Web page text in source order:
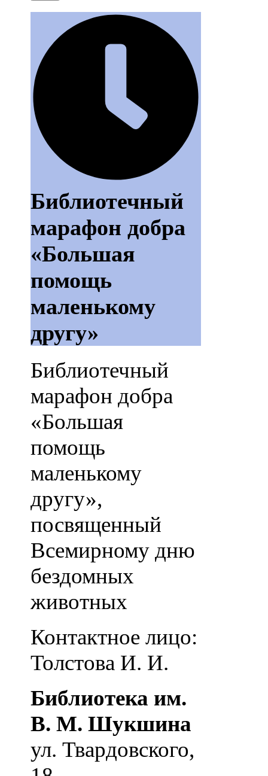
Библиотечный
марафон добра
«Большая
помощь
маленькому
другу»
Библиотечный
марафон добра
«Большая
помощь
маленькому
другу»,
посвященный
Всемирному дню
бездомных
животных
Контактное лицо:
Толстова И. И.
Библиотека им.
В. М. Шукшина
ул. Твардовского,